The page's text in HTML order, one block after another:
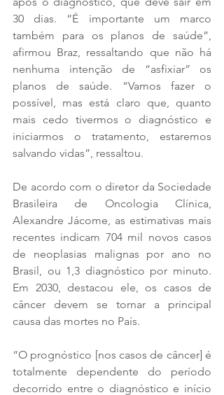
30 dias. “É importante um marco
também para os planos de saúde”,
afirmou Braz, ressaltando que não há
nenhuma intenção de “asfixiar” os
planos de saúde. “Vamos fazer o
possível, mas está claro que, quanto
mais cedo tivermos o diagnóstico e
iniciarmos o tratamento, estaremos
salvando vidas”, ressaltou.
De acordo com o diretor da Sociedade
Brasileira de Oncologia Clínica,
Alexandre Jácome, as estimativas mais
recentes indicam 704 mil novos casos
de neoplasias malignas por ano no
Brasil, ou 1,3 diagnóstico por minuto.
Em 2030, destacou ele, os casos de
câncer devem se tornar a principal
causa das mortes no País.
“O prognóstico [nos casos de câncer] é
totalmente dependente do período
decorrido entre o diagnóstico e início